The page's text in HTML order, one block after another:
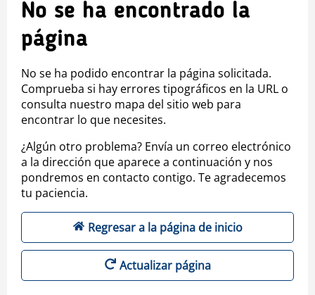
No se ha encontrado la
página
No se ha podido encontrar la página solicitada.
Comprueba si hay errores tipográficos en la URL o
consulta nuestro mapa del sitio web para
encontrar lo que necesites.
¿Algún otro problema? Envía un correo electrónico
a la dirección que aparece a continuación y nos
pondremos en contacto contigo. Te agradecemos
tu paciencia.
Regresar a la página de inicio
Actualizar página